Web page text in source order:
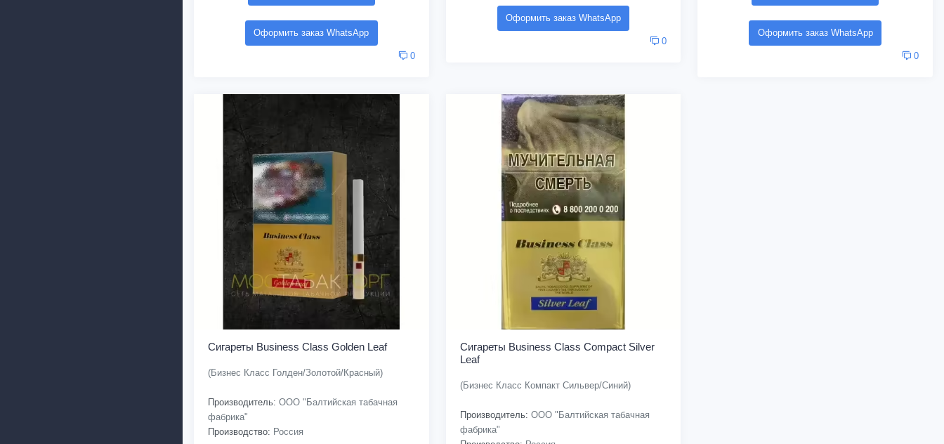
Оформить заказ WhatsApp
0
Оформить заказ WhatsApp
0
Оформить заказ WhatsApp
0
Сигареты Business Class Golden Leaf
(Бизнес Класс Голден/Золотой/Красный)
Производитель: ООО "Балтийская табачная
фабрика"
Производство: Россия
Сигареты Business Class Compact Silver
Leaf
(Бизнес Класс Компакт Сильвер/Синий)
Производитель: ООО "Балтийская табачная
фабрика"